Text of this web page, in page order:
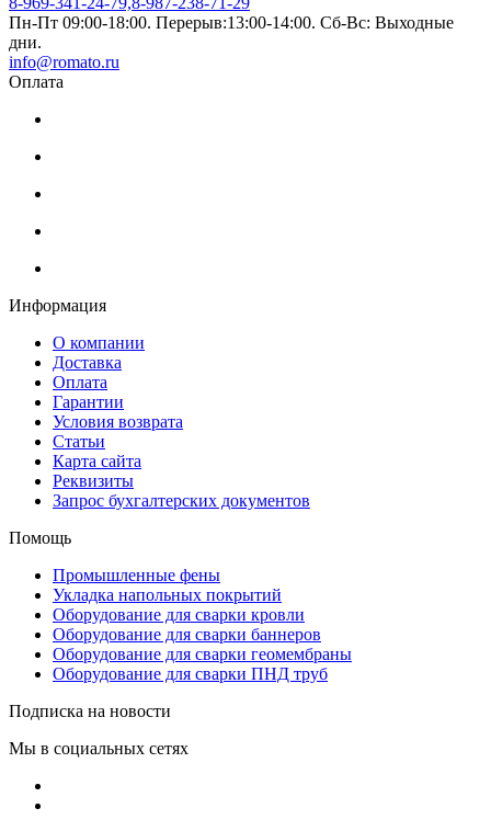
Пн-Пт 09:00-18:00. Перерыв:13:00-14:00. Сб-Вс: Выходные
дни.
info@romato.ru
Оплата
Информация
О компании
Доставка
Оплата
Гарантии
Условия возврата
Статьи
Карта сайта
Реквизиты
Запрос бухгалтерских документов
Помощь
Промышленные фены
Укладка напольных покрытий
Оборудование для сварки кровли
Оборудование для сварки баннеров
Оборудование для сварки геомембраны
Оборудование для сварки ПНД труб
Подписка на новости
Мы в социальных сетях